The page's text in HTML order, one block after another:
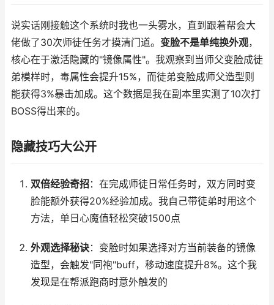
说实话刚接触这个系统时我也一头雾水，直到跟着帮会大
佬做了30次师徒任务才摸清门道。 变脸不是单纯换外观，
核心在于激活隐藏的"镜像属性"。我观察到当师父变脸成徒
弟模样时，毒属性会提升15%，而徒弟变脸成师父造型则
能获得3%暴击加成。这个数据是我在副本里实测了10次打
BOSS得出来的。
隐藏技巧大公开
双倍经验奇招：在完成师徒日常任务时，双方同时变
脸能额外获得20%经验加成。我自己带徒弟时用这个
方法，单日心魔值轻松突破1500点
外观选择秘诀：变脸时如果选择对方当前装备的镜像
造型，会触发"同袍"buff，移动速度提升8%。这个我
发现是在帮派跑商时意外触发的